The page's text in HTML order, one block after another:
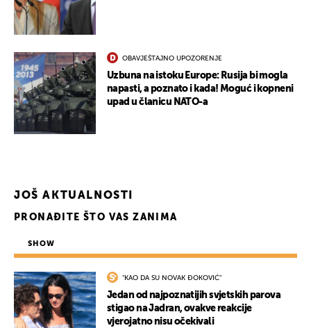
OBAVJEŠTAJNO UPOZORENJE
Uzbuna na istoku Europe: Rusija bi mogla
napasti, a poznato i kada! Moguć i kopneni
upad u članicu NATO-a
JOŠ AKTUALNOSTI
PRONAĐITE ŠTO VAS ZANIMA
SHOW
"KAO DA SU NOVAK ĐOKOVIĆ"
Jedan od najpoznatijih svjetskih parova
stigao na Jadran, ovakve reakcije
vjerojatno nisu očekivali